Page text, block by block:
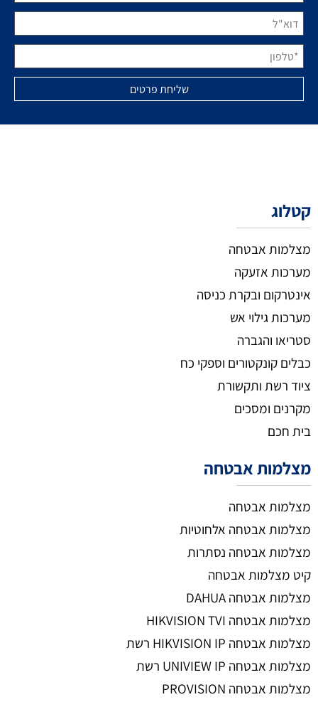
קטלוג
מצלמות אבטחה
מערכות אזעקה
אינטרקום ובקרת כניסה
מערכות גילוי אש
סטריאו והגברה
כבלים קונקטורים וספקי כח
ציוד רשת ותקשורת
מקרנים ומסכים
בית חכם
מצלמות אבטחה
מצלמות אבטחה
מצלמות אבטחה אלחוטיות
מצלמות אבטחה נסתרות
קיט מצלמות אבטחה
מצלמות אבטחה DAHUA
מצלמות אבטחה HIKVISION TVI
מצלמות אבטחה HIKVISION IP רשת
מצלמות אבטחה UNIVIEW IP רשת
מצלמות אבטחה PROVISION